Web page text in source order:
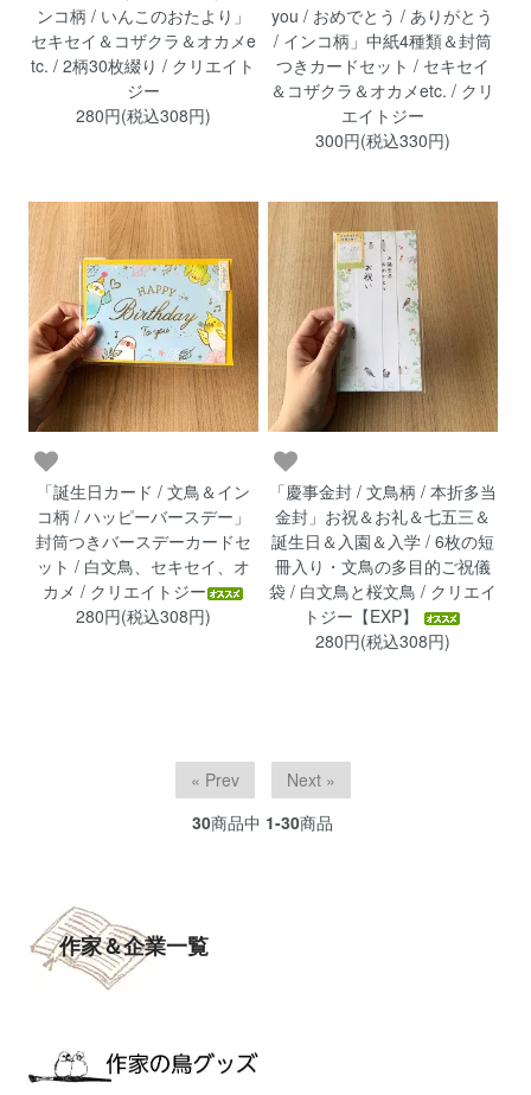
ンコ柄 / いんこのおたより」
セキセイ＆コザクラ＆オカメe
tc. / 2柄30枚綴り / クリエイト
ジー
280円(税込308円)
you / おめでとう / ありがとう
/ インコ柄」中紙4種類＆封筒
つきカードセット / セキセイ
＆コザクラ＆オカメetc. / クリ
エイトジー
300円(税込330円)
「誕生日カード / 文鳥＆イン
コ柄 / ハッピーバースデー」
封筒つきバースデーカードセ
ット / 白文鳥、セキセイ、オ
カメ / クリエイトジー
280円(税込308円)
「慶事金封 / 文鳥柄 / 本折多当
金封」お祝＆お礼＆七五三＆
誕生日＆入園＆入学 / 6枚の短
冊入り・文鳥の多目的ご祝儀
袋 / 白文鳥と桜文鳥 / クリエイ
トジー【EXP】
280円(税込308円)
« Prev
Next »
30商品中 1-30商品
作家＆企業一覧